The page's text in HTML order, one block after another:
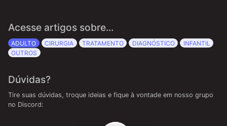
Acesse artigos sobre...
ADULTO CIRURGIA TRATAMENTO DIAGNÓSTICO
INFANTIL
OUTROS
Dúvidas?
Tire suas dúvidas, troque ideias e fique à vontade em nosso grupo
no Discord: